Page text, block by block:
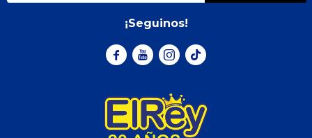
¡Seguinos!
  